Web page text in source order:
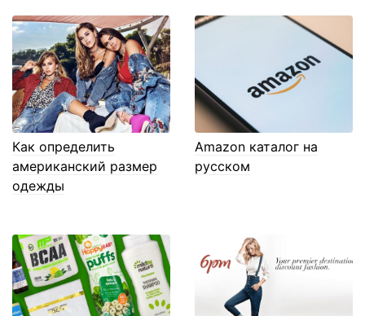
Как определить
американский размер
одежды
Amazon каталог на
русском